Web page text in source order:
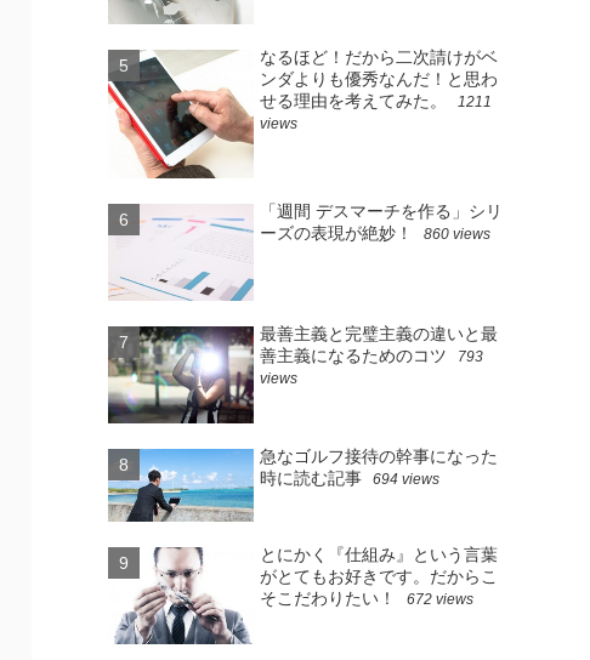
なるほど！だから二次請けがベ
ンダよりも優秀なんだ！と思わ
せる理由を考えてみた。
1211
views
「週間 デスマーチを作る」シリ
ーズの表現が絶妙！
860 views
最善主義と完璧主義の違いと最
善主義になるためのコツ
793
views
急なゴルフ接待の幹事になった
時に読む記事
694 views
とにかく『仕組み』という言葉
がとてもお好きです。だからこ
そこだわりたい！
672 views